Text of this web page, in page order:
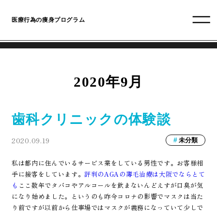
医療行為の痩身プログラム
2020年9月
歯科クリニックの体験談
2020.09.19 未分類
私は都内に住んでいるサービス業をしている男性です。お客様相
手に接客をしています。評判のAGAの薄毛治療は大阪でならとて
も ここ数年でタバコやアルコールを飲まないんどえすが口臭が気
になり始めました。というのも昨今コロナの影響でマスクは当た
り前ですが以前から仕事場ではマスクが義務になっていて少しで